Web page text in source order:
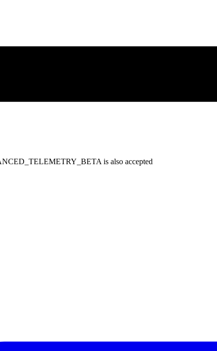
is also accepted